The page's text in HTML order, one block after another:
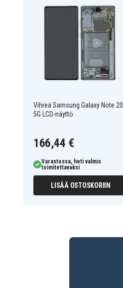
Vihreä Samsung Galaxy Note 20
5G LCD-näyttö
166,44 €
Varastossa, heti valmis
toimitettavaksi
LISÄÄ OSTOSKORIIN